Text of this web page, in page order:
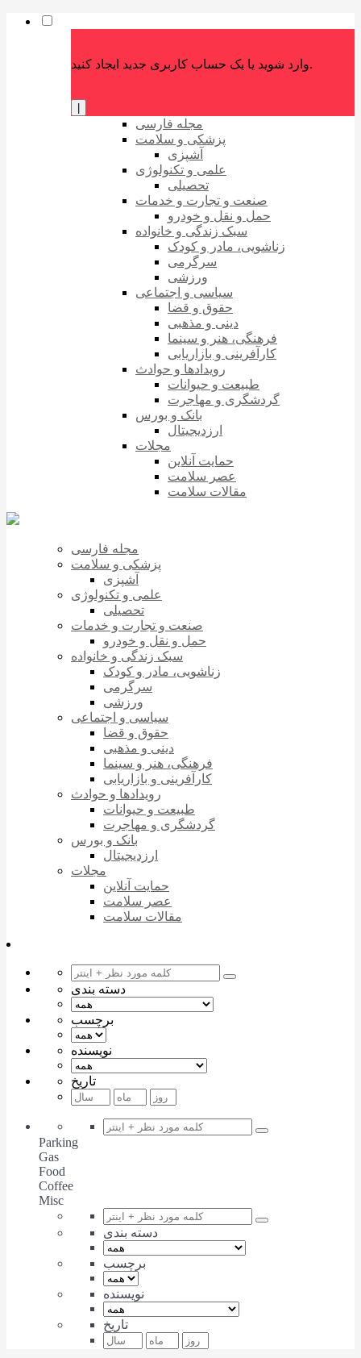
وارد شوید یا یک حساب کاربری جدید ایجاد کنید.
مجله فارسی
پزشکی و سلامت
آشپزی
علمی و تکنولوژی
تحصیلی
صنعت و تجارت و خدمات
حمل و نقل و خودرو
سبک زندگی و خانواده
زناشویی، مادر و کودک
سرگرمی
ورزشی
سیاسی و اجتماعی
حقوق و قضا
دینی و مذهبی
فرهنگی، هنر و سینما
کارآفرینی و بازاریابی
رویدادها و حوادث
طبیعت و حیوانات
گردشگری و مهاجرت
بانک و بورس
ارزدیجیتال
مجلات
حمایت آنلاین
عصر سلامت
مقالات سلامت
مجله فارسی
پزشکی و سلامت
آشپزی
علمی و تکنولوژی
تحصیلی
صنعت و تجارت و خدمات
حمل و نقل و خودرو
سبک زندگی و خانواده
زناشویی، مادر و کودک
سرگرمی
ورزشی
سیاسی و اجتماعی
حقوق و قضا
دینی و مذهبی
فرهنگی، هنر و سینما
کارآفرینی و بازاریابی
رویدادها و حوادث
طبیعت و حیوانات
گردشگری و مهاجرت
بانک و بورس
ارزدیجیتال
مجلات
حمایت آنلاین
عصر سلامت
مقالات سلامت
دسته بندی
برچسب
نویسنده
تاریخ
Parking
Gas
Food
Coffee
Misc
دسته بندی
برچسب
نویسنده
تاریخ